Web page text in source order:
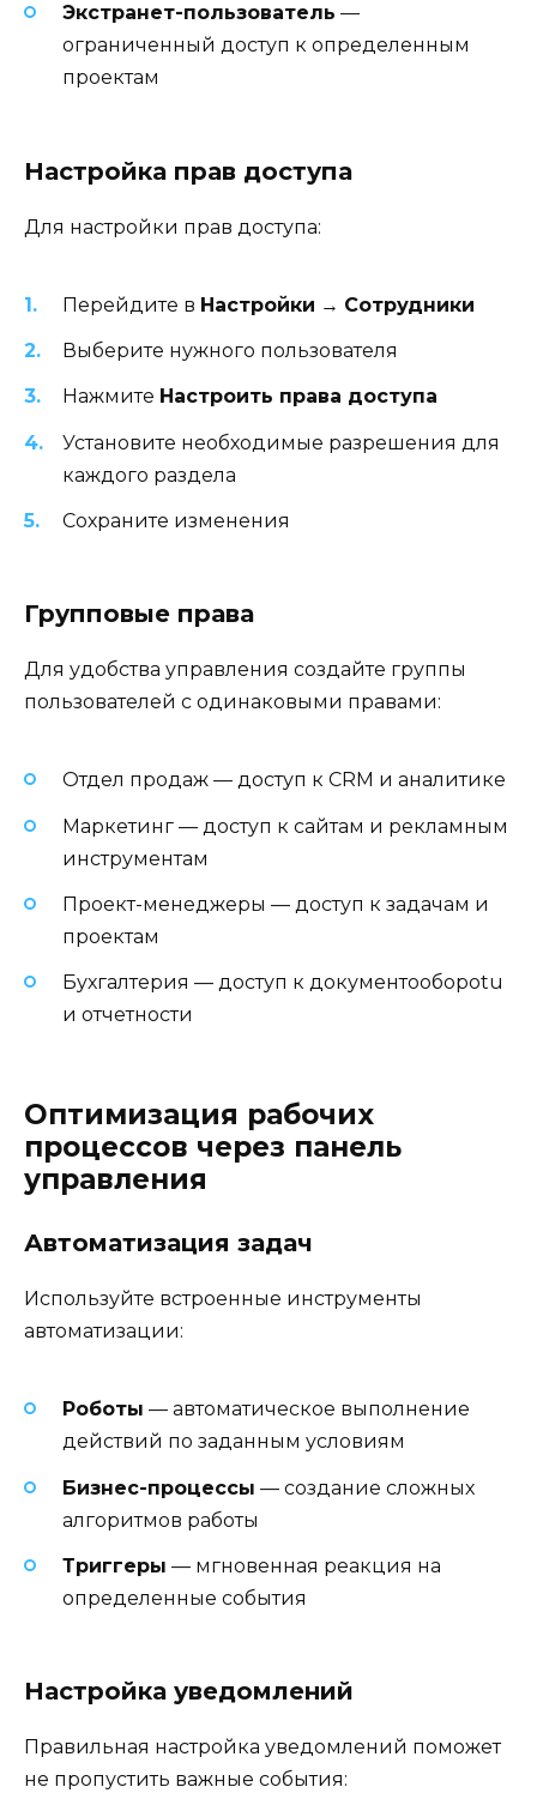
Экстранет-пользователь —
ограниченный доступ к определенным
проектам
Настройка прав доступа
Для настройки прав доступа:
Перейдите в Настройки → Сотрудники
Выберите нужного пользователя
Нажмите Настроить права доступа
Установите необходимые разрешения для
каждого раздела
Сохраните изменения
Групповые права
Для удобства управления создайте группы
пользователей с одинаковыми правами:
Отдел продаж — доступ к CRM и аналитике
Маркетинг — доступ к сайтам и рекламным
инструментам
Проект-менеджеры — доступ к задачам и
проектам
Бухгалтерия — доступ к документооборotu
и отчетности
Оптимизация рабочих
процессов через панель
управления
Автоматизация задач
Используйте встроенные инструменты
автоматизации:
Роботы — автоматическое выполнение
действий по заданным условиям
Бизнес-процессы — создание сложных
алгоритмов работы
Триггеры — мгновенная реакция на
определенные события
Настройка уведомлений
Правильная настройка уведомлений поможет
не пропустить важные события: